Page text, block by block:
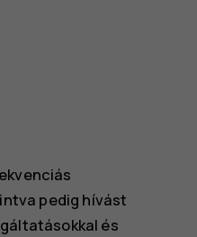
pedig hívást
és